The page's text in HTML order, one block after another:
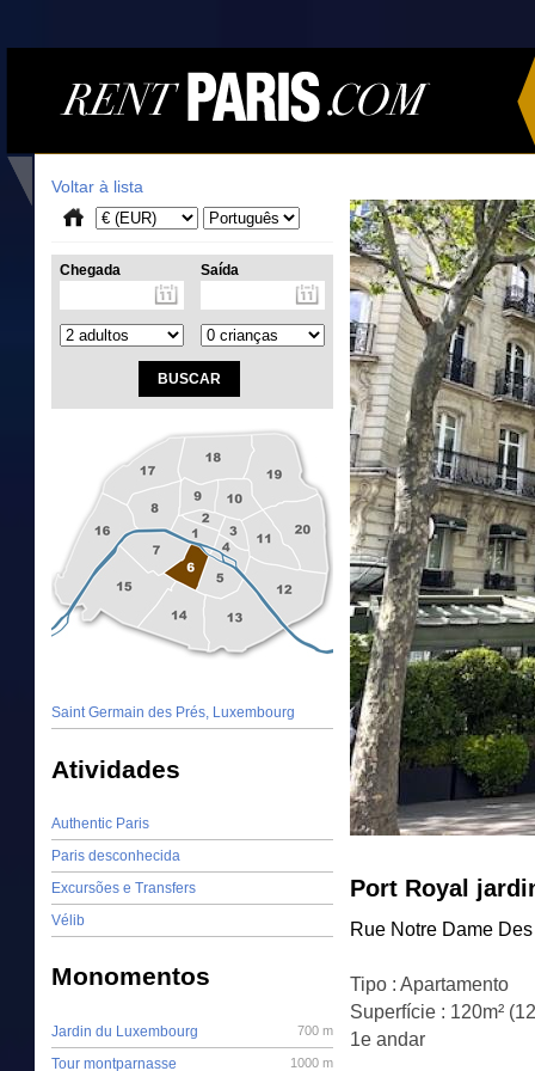
Port Royal
Rue Notre Dame
Tipo : Apartamento
Superfície : 120m²
1e andar
Voltar à lista
Chegada Saída
Saint Germain des Prés, Luxembourg
Atividades
Authentic Paris
Paris desconhecida
Excursões e Transfers
Vélib
Monomentos
700 m
Jardin du Luxembourg
1000 m
Tour montparnasse